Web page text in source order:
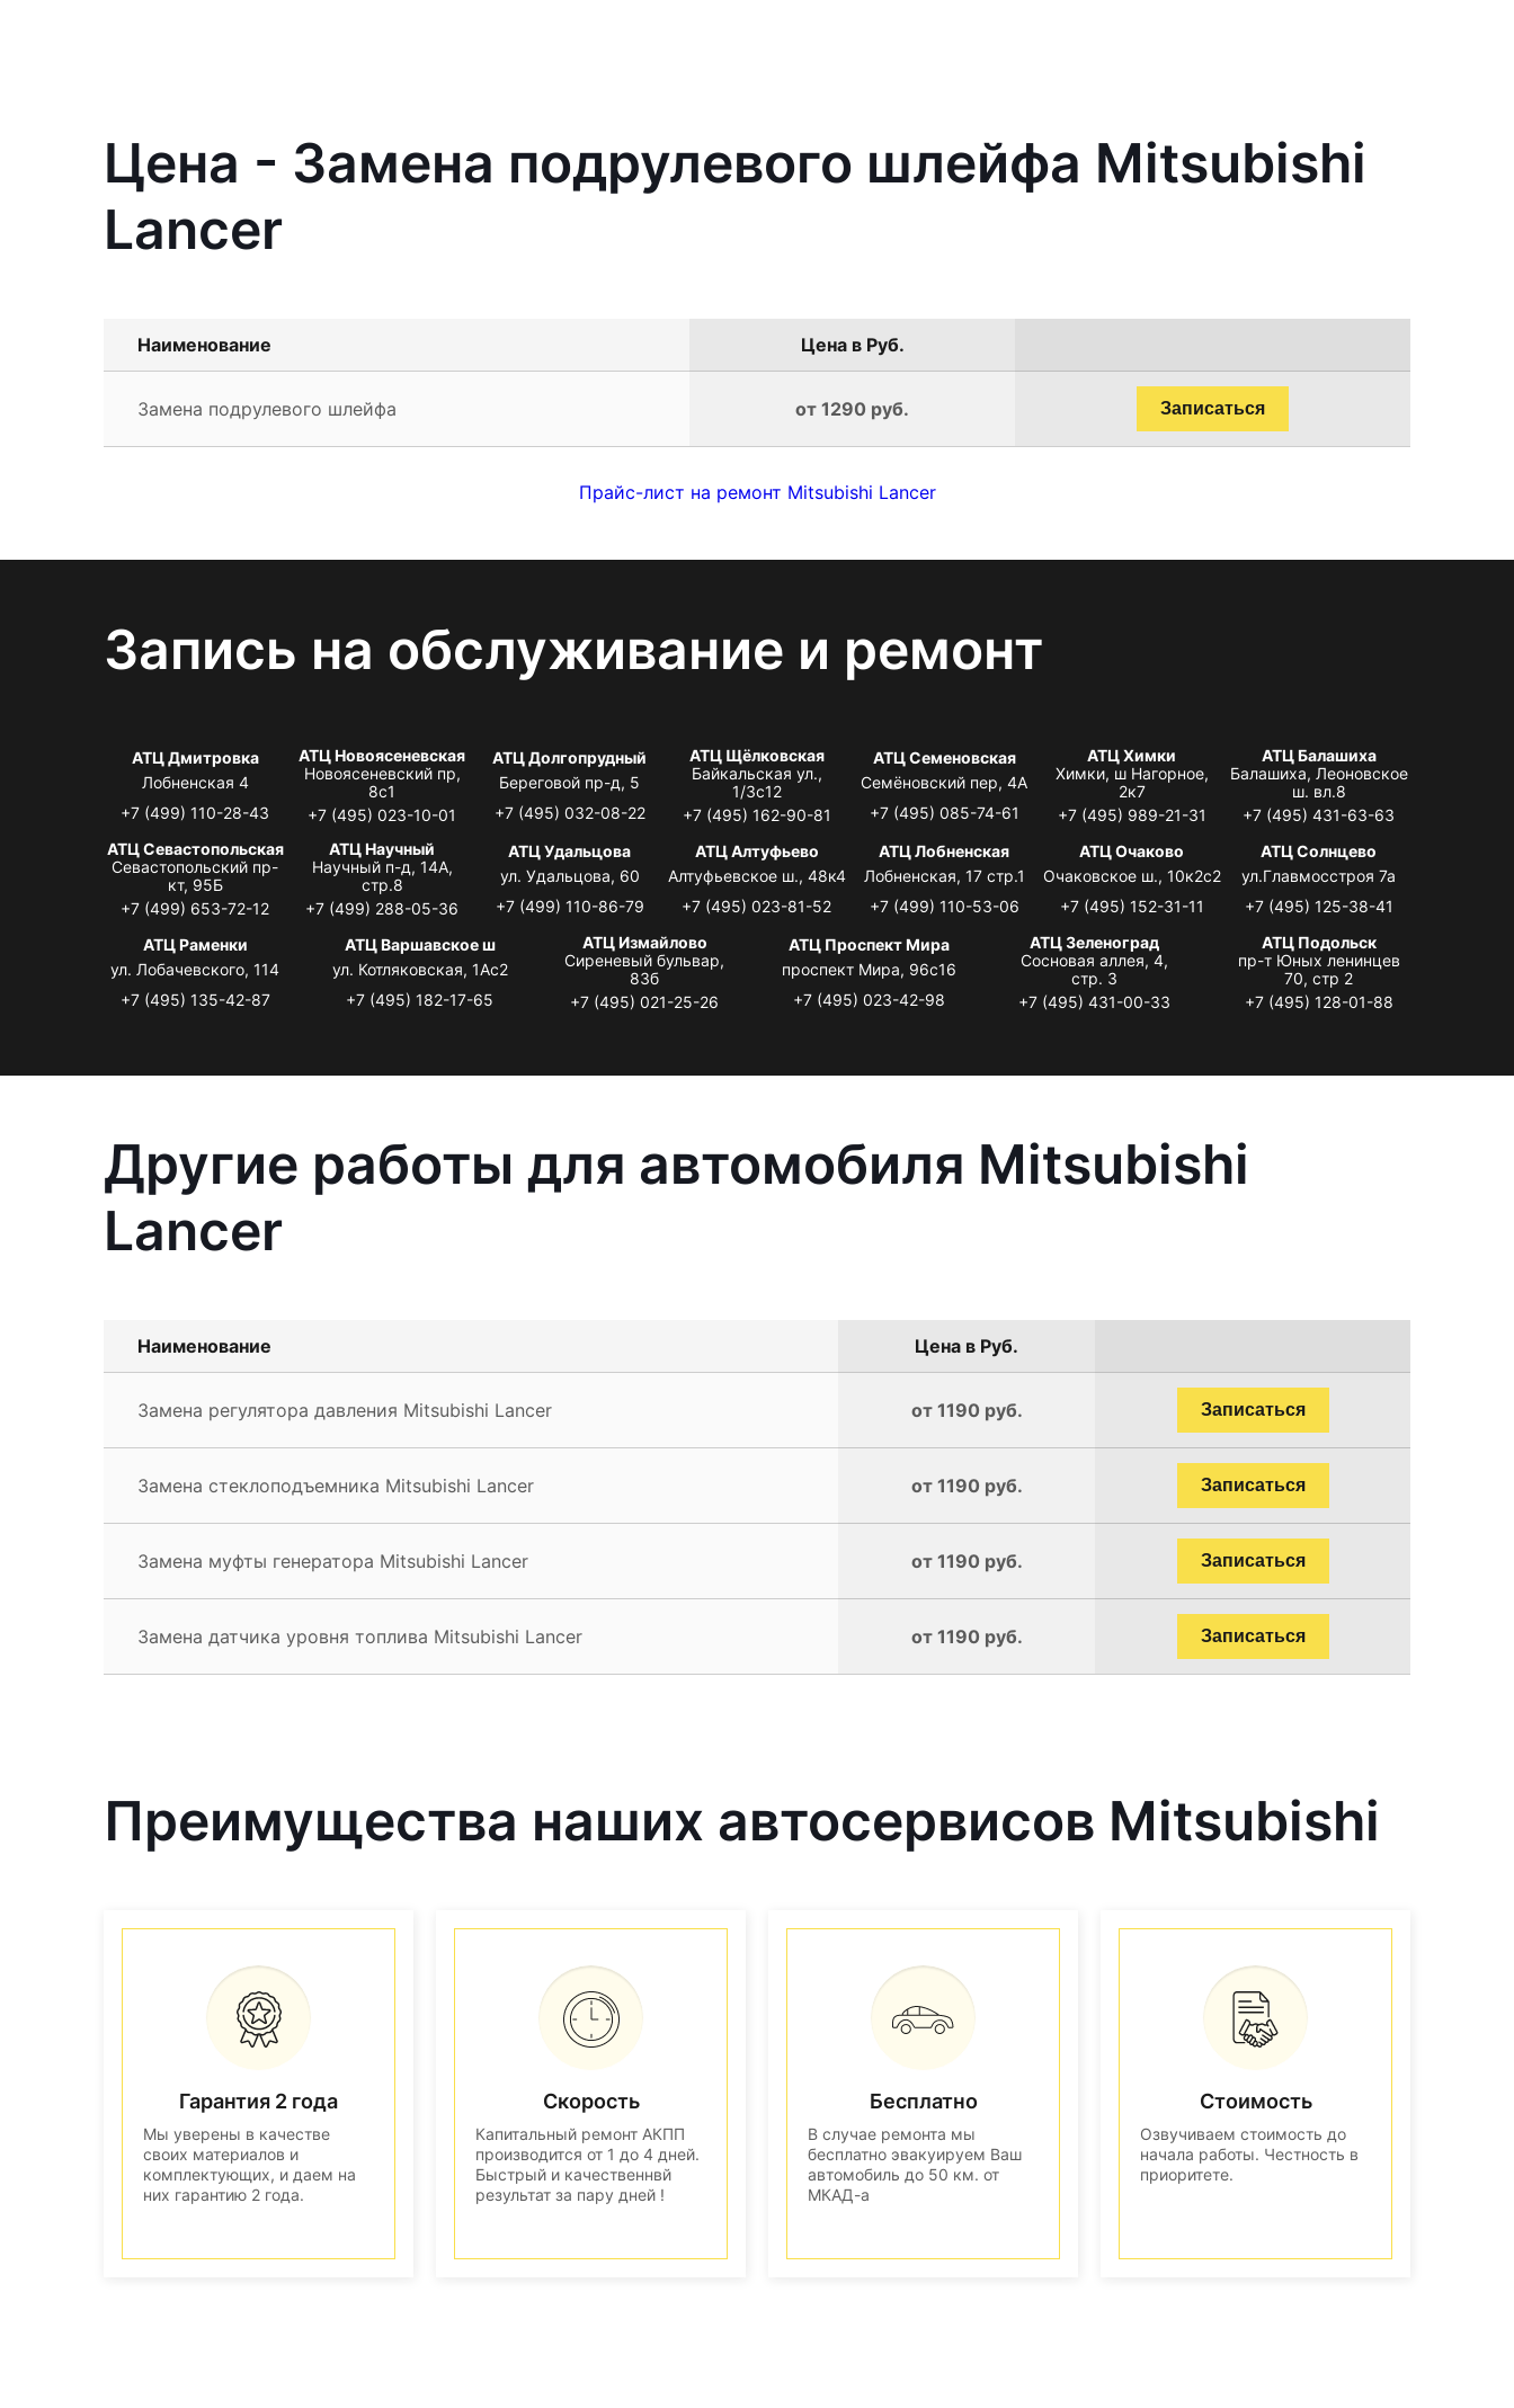
Цена - Замена подрулевого шлейфа Mitsubishi
Lancer
Наименование Цена в Руб.
Замена подрулевого шлейфа от 1290 руб. Записаться
Прайс-лист на ремонт Mitsubishi Lancer
Запись на обслуживание и ремонт
АТЦ Дмитровка
Лобненская 4
+7 (499) 110-28-43
АТЦ Новоясеневская
Новоясеневский пр,
8с1
+7 (495) 023-10-01
АТЦ Долгопрудный
Береговой пр-д, 5
+7 (495) 032-08-22
АТЦ Щёлковская
Байкальская ул.,
1/3с12
+7 (495) 162-90-81
АТЦ Семеновская
Семёновский пер, 4А
+7 (495) 085-74-61
АТЦ Химки
Химки, ш Нагорное,
2к7
+7 (495) 989-21-31
АТЦ Балашиха
Балашиха, Леоновское
ш. вл.8
+7 (495) 431-63-63
АТЦ Севастопольская
Севастопольский пр-
кт, 95Б
+7 (499) 653-72-12
АТЦ Научный
Научный п-д, 14А,
стр.8
+7 (499) 288-05-36
АТЦ Удальцова
ул. Удальцова, 60
+7 (499) 110-86-79
АТЦ Алтуфьево
Алтуфьевское ш., 48к4
+7 (495) 023-81-52
АТЦ Лобненская
Лобненская, 17 стр.1
+7 (499) 110-53-06
АТЦ Очаково
Очаковское ш., 10к2с2
+7 (495) 152-31-11
АТЦ Солнцево
ул.Главмосстроя 7а
+7 (495) 125-38-41
АТЦ Раменки
ул. Лобачевского, 114
+7 (495) 135-42-87
АТЦ Варшавское ш
ул. Котляковская, 1Ас2
+7 (495) 182-17-65
АТЦ Измайлово
Сиреневый бульвар,
83б
+7 (495) 021-25-26
АТЦ Проспект Мира
проспект Мира, 96с16
+7 (495) 023-42-98
АТЦ Зеленоград
Сосновая аллея, 4,
стр. 3
+7 (495) 431-00-33
АТЦ Подольск
пр-т Юных ленинцев
70, стр 2
+7 (495) 128-01-88
Другие работы для автомобиля Mitsubishi
Lancer
Наименование Цена в Руб.
Замена регулятора давления Mitsubishi Lancer от 1190 руб. Записаться
Замена стеклоподъемника Mitsubishi Lancer от 1190 руб. Записаться
Замена муфты генератора Mitsubishi Lancer от 1190 руб. Записаться
Замена датчика уровня топлива Mitsubishi Lancer от 1190 руб. Записаться
Преимущества наших автосервисов Mitsubishi
Гарантия 2 года
Мы уверены в качестве
своих материалов и
комплектующих, и даем на
них гарантию 2 года.
Скорость
Капитальный ремонт АКПП
производится от 1 до 4 дней.
Быстрый и качественнвй
результат за пару дней !
Бесплатно
В случае ремонта мы
бесплатно эвакуируем Ваш
автомобиль до 50 км. от
МКАД-а
Стоимость
Озвучиваем стоимость до
начала работы. Честность в
приоритете.